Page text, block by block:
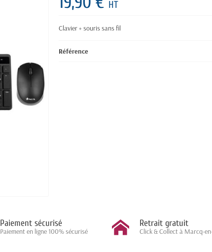
HT
Clavier + souris sans fil
Référence
Paiement sécurisé
Paiement en ligne 100% sécurisé
Retrait gratuit
Click & Collect à Marcq-